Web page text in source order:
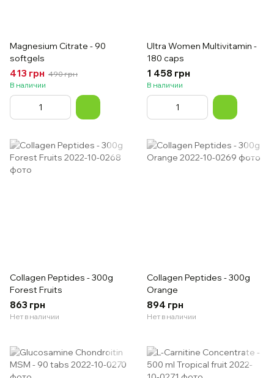
Magnesium Citrate - 90
softgels
413 грн 490 грн
В наличии
Ultra Women Multivitamin -
180 caps
1 458 грн
В наличии
Collagen Peptides - 300g
Forest Fruits
863 грн
Нет в наличии
Collagen Peptides - 300g
Orange
894 грн
Нет в наличии